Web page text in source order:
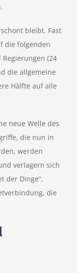
bleibt. Fast
die folgenden
(24
die allgemeine
Hälfte auf alle
neue Welle des
die nun in
werden
verlagern sich
der Dinge“.
die